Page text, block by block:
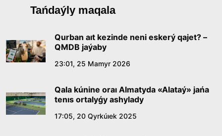
Qazaq tilindegi «qut» konseptisiniń
lıngvomádenı sıpaty
09:21, 21 Shilde 2026
Abaıdyń adam tárbıesi týraly kózqarastarynyń
18:59, 20 Shilde 2026
Jasandy ıntellekt: adamzattyń kómekshisi me,
Tańdaýly maqala
Qurban aıt kezinde neni eskerý qajet? –
QMDB jaýaby
23:01, 25 Mamyr 2026
Qala kúnine oraı Almatyda «Alataý» jańa
tenıs ortalyǵy ashylady
17:05, 20 Qyrkúıek 2025